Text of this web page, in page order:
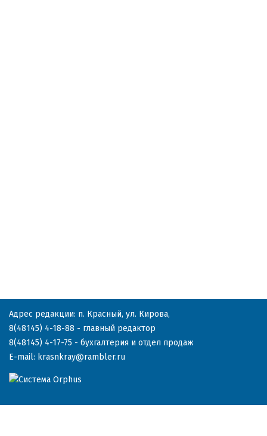
Адрес редакции: п. Красный, ул. Кирова,
8(48145) 4-18-88 - главный редактор
8(48145) 4-17-75 - бухгалтерия и отдел продаж
E-mail: krasnkray@rambler.ru